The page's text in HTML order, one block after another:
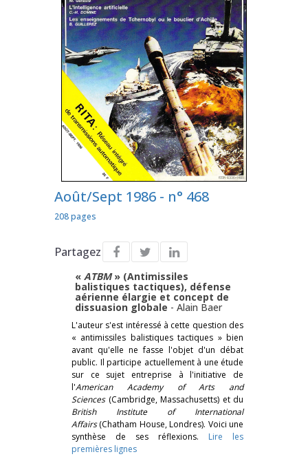
Août/Sept 1986 - n° 468
208 pages
Partagez
« ATBM» (Antimissiles
balistiques tactiques), défense
aérienne élargie et concept de
dissuasion globale - Alain Baer
L'auteur s'est intéressé à cette question des
« antimissiles balistiques tactiques » bien
avant qu'elle ne fasse l'objet d'un débat
public. Il participe actuellement à une étude
sur ce sujet entreprise à l'initiative de
l'American Academy of Arts and
Sciences(Cambridge, Massachusetts) et du
British Institute of International
Affairs(Chatham House, Londres). Voici une
synthèse de ses réflexions. Lire les
premières lignes